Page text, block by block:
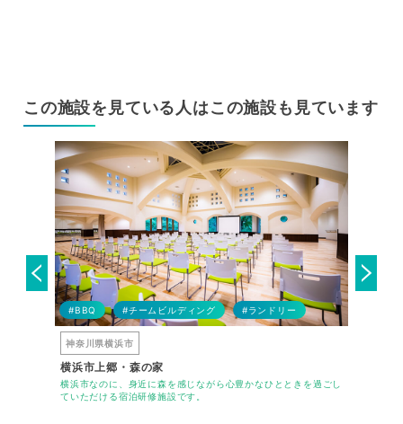
この施設を見ている人はこの施設も見ています
#BBQ #チームビルディング #ランドリー
神奈川県横浜市
横浜市上郷・森の家
横浜市なのに、身近に森を感じながら心豊かなひとときを過ごし
ていただける宿泊研修施設です。